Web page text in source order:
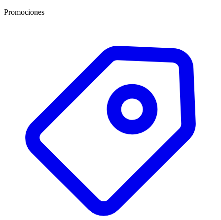
Promociones